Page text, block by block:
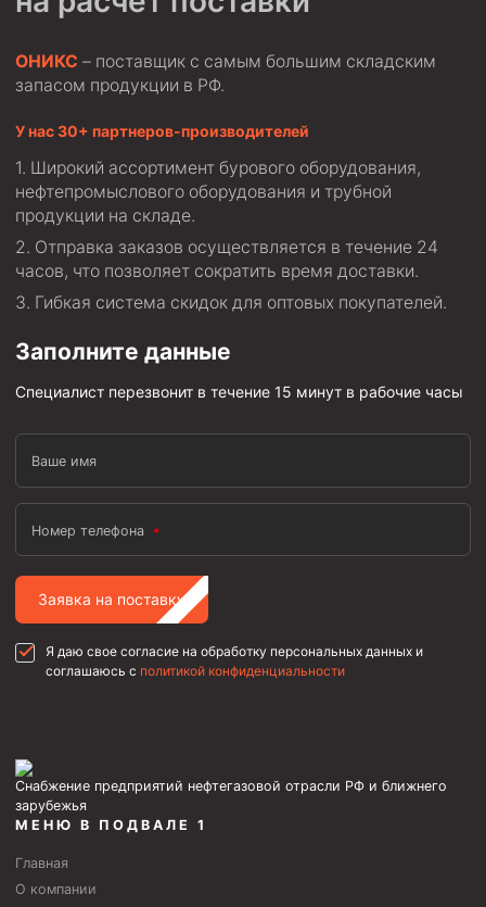
ОНИКС – поставщик с самым большим складским
запасом продукции в РФ.
У нас 30+ партнеров-производителей
Широкий ассортимент бурового оборудования,
нефтепромыслового оборудования и трубной
продукции на складе.
Отправка заказов осуществляется в течение 24
часов, что позволяет сократить время доставки.
Гибкая система скидок для оптовых покупателей.
Заполните данные
Специалист перезвонит в течение 15 минут в рабочие часы
Ваше имя
Номер телефона
Заявка на поставку
Я даю свое согласие на обработку персональных данных и
соглашаюсь с политикой конфиденциальности
Снабжение предприятий нефтегазовой отрасли РФ и ближнего
зарубежья
МЕНЮ В ПОДВАЛЕ 1
Главная
О компании